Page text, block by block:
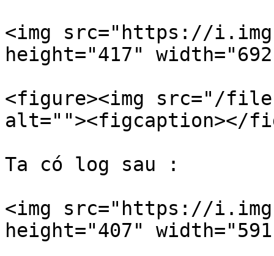
<img src="https://
height="417"
<figure><img src="/files/
alt=""><figcaption></
Ta có log sau :
<img src="https://
height="407"